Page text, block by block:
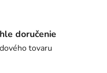
doručenie
tovaru